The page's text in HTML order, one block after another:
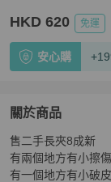
HKD 620 免運
安心購
關於商品
關於PORTER
售二手長夾8成新
有兩個地方有小擦傷
有一個地方有小破皮